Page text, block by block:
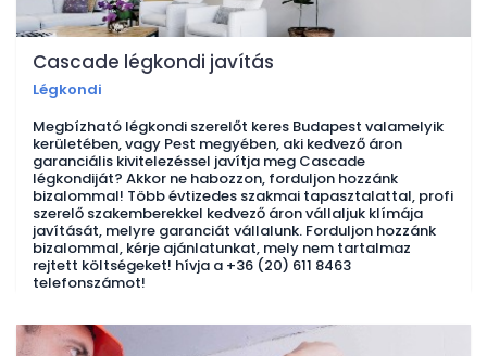
Cascade légkondi javítás
Légkondi
Megbízható légkondi szerelőt keres Budapest valamelyik
kerületében, vagy Pest megyében, aki kedvező áron
garanciális kivitelezéssel javítja meg Cascade
légkondiját? Akkor ne habozzon, forduljon hozzánk
bizalommal! Több évtizedes szakmai tapasztalattal, profi
szerelő szakemberekkel kedvező áron vállaljuk klímája
javítását, melyre garanciát vállalunk. Forduljon hozzánk
bizalommal, kérje ajánlatunkat, mely nem tartalmaz
rejtett költségeket! hívja a +36 (20) 611 8463
telefonszámot!